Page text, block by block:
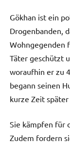
Gökhan ist ein
Drogenbanden,
Wohngegenden
Täter geschützt
woraufhin er zu
begann seinen
kurze Zeit
Sie kämpfen für
Zudem fordern